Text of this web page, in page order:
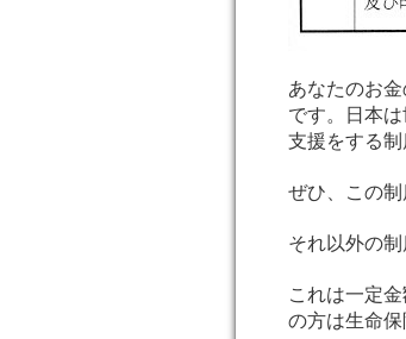
あなたのお
です。日本
支援をする制
ぜひ、この制
それ以外の制
これは一定
の方は生命保